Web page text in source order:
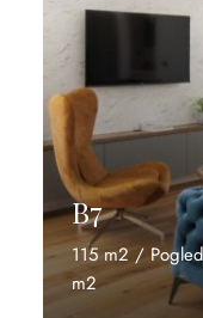
B7
115 m2 /
m2